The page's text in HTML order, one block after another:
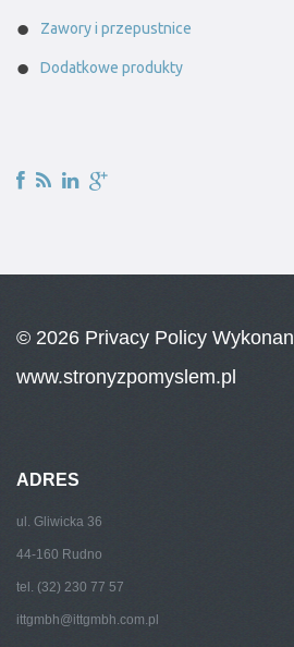
Zawory i przepustnice
Dodatkowe produkty
© 2026 Privacy Policy
www.stronyzpomyslem.pl
ADRES
ul. Gliwicka 36
44-160 Rudno
tel. (32) 230 77 57
ittgmbh@ittgmbh.com.pl